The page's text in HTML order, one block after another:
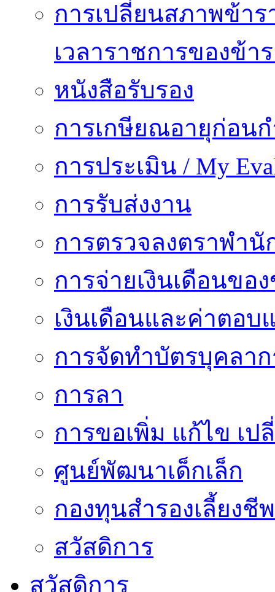
การเปลี่ยนสภาพข้า
เวลาราชการของข้า
หนังสือรับรอง
การเกษียณอายุก่อน
การประเมิน / My
การรับส่งงาน
การตรวจลงตราพำ
การจ่ายเงินเดือนขอ
เงินเดือนและค่าตอบ
การจัดทำบัตรบุคลา
การลา
การขอเพิ่ม แก้ไข เ
ศูนย์พัฒนาเด็กเล็ก
กองทุนสำรองเลี้ยงชีพ
สวัสดิการ
สวัสดิการ